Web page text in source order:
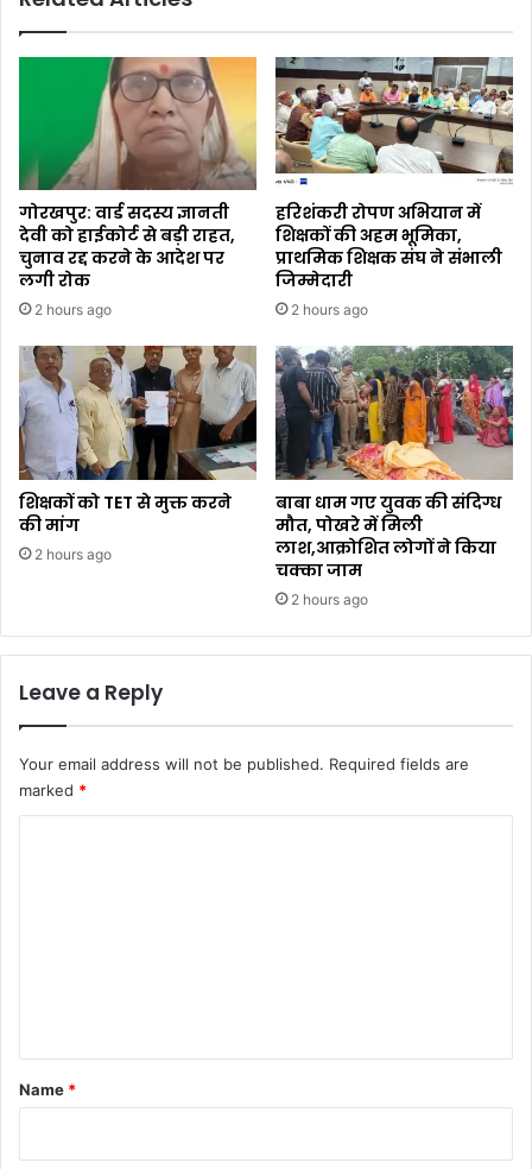
गोरखपुर: वार्ड सदस्य ज्ञानती
देवी को हाईकोर्ट से बड़ी राहत,
चुनाव रद्द करने के आदेश पर
लगी रोक
2 hours ago
हरिशंकरी रोपण अभियान में
शिक्षकों की अहम भूमिका,
प्राथमिक शिक्षक संघ ने संभाली
जिम्मेदारी
2 hours ago
शिक्षकों को TET से मुक्त करने
की मांग
2 hours ago
बाबा धाम गए युवक की संदिग्ध
मौत, पोखरे में मिली
लाश,आक्रोशित लोगों ने किया
चक्का जाम
2 hours ago
Leave a Reply
Your email address will not be published. Required fields are
marked *
*
Name *